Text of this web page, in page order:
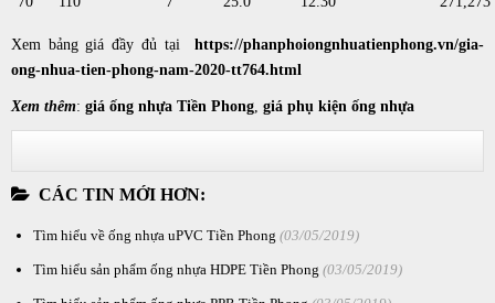
Xem bảng giá đầy đủ tại https://phanphoiongnhuatienphong.vn/gia-
ong-nhua-tien-phong-nam-2020-tt764.html
Xem thêm: giá ống nhựa Tiền Phong, giá phụ kiện ống nhựa
CÁC TIN MỚI HƠN:
Tìm hiểu về ống nhựa uPVC Tiền Phong (03/05/2019)
Tìm hiểu sản phẩm ống nhựa HDPE Tiền Phong (03/05/2019)